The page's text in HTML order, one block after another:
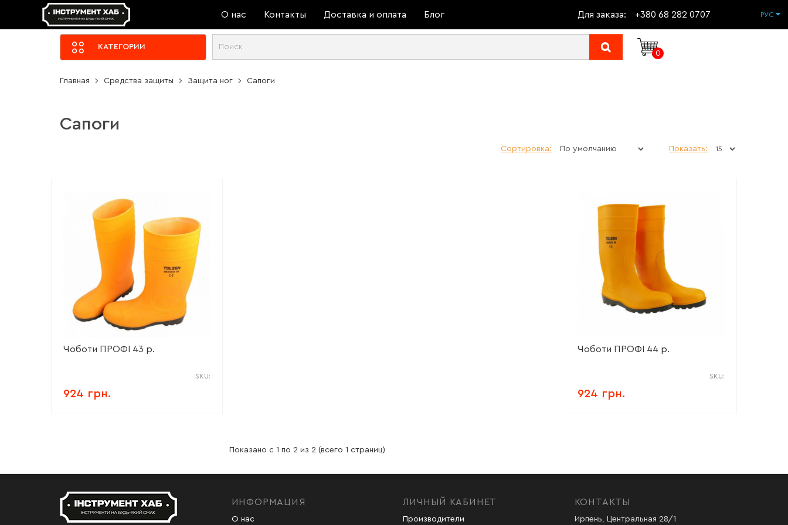
О нас Контакты Доставка и оплата Блог Для заказа: +380 68 282 0707 РУС
КАТЕГОРИИ
0
Главная Средства защиты Защита ног Сапоги
Сапоги
Сортировка: Показать:
Чоботи ПРОФІ 43 р.
SKU:
924 грн.
Чоботи ПРОФІ 44 р.
SKU:
924 грн.
Показано с 1 по 2 из 2 (всего 1 страниц)
ИНФОРМАЦИЯ
О нас
ЛИЧНЫЙ КАБИНЕТ
Производители
КОНТАКТЫ
Ирпень, Центральная 28/1